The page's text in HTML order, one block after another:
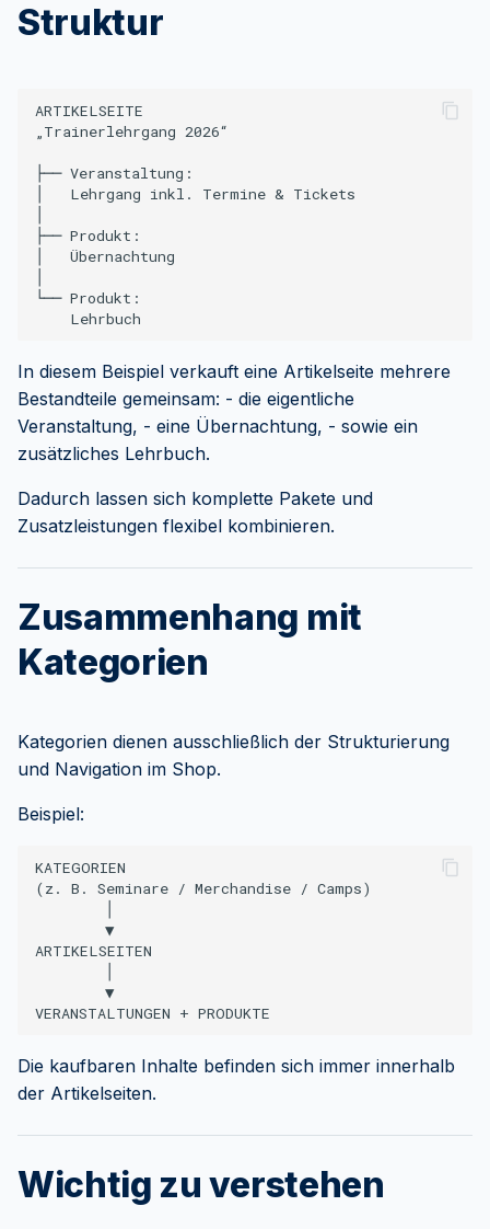
Struktur
ARTIKELSEITE
„Trainerlehrgang 2026“
├── Veranstaltung:
│   Lehrgang inkl. Termine & Tickets
├── Produkt:
│   Übernachtung
└── Produkt:
In diesem Beispiel verkauft eine Artikelseite mehrere
Bestandteile gemeinsam: - die eigentliche
Veranstaltung, - eine Übernachtung, - sowie ein
zusätzliches Lehrbuch.
Dadurch lassen sich komplette Pakete und
Zusatzleistungen flexibel kombinieren.
Zusammenhang mit
Kategorien
Kategorien dienen ausschließlich der Strukturierung
und Navigation im Shop.
Beispiel:
KATEGORIEN
(z. B. Seminare / Merchandise / Camps)
        ▼
ARTIKELSEITEN
        ▼
Die kaufbaren Inhalte befinden sich immer innerhalb
der Artikelseiten.
Wichtig zu verstehen